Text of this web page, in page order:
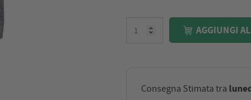
AGGIUNGI
Consegna Stimata tra